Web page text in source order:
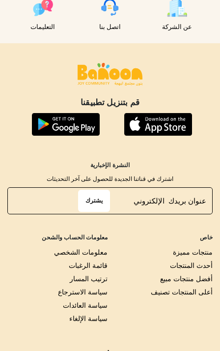
عن الشركة اتصل بنا التعليمات
قم بتنزيل تطبيقنا
خاص
منتجات مميزة
أحدث المنتجات
أفضل منتجات مبيع
أعلى المنتجات تصنيف
معلومات الحساب والشحن
معلومات الشخصي
قائمة الرغبات
ترتيب المسار
سياسة الاسترجاع
سياسة العائدات
سياسة الإلغاء
النشرة الإخبارية
اشترك في قناتنا الجديدة للحصول على آخر التحديثات
يشترك